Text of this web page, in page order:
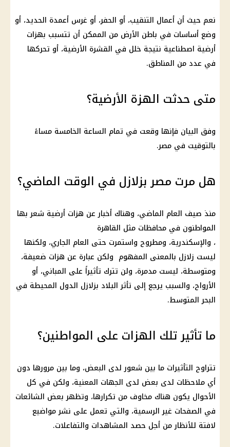
نعم حيث أن أعمال التنقيب، أو الحفر، أو غرس أعمدة الحديد، أو
وضع أساسات في باطن الأرض من الممكن أن تتسبب بهزات
أرضية اصطناعية نتيجة خلل في القشرة الأرضية، أو تحركها
في عدد من المناطق.
متى حدثت الهزة الأرضية؟
وفق البيان فإنها وقعت في تمام الساعة الخامسة مساءً
بالتوقيت في مصر.
هل مرت مصر بزلازل في الوقت الماضي؟
منذ صيف العام الماضي، وهناك أخبار عن هزات أرضية شعر بها
المواطنون في محافظات مثل القاهرة
، والإسكندرية، ومطروح واستمرت حتى العام الجاري، ولكنها
ليست زلازل بالمعنى المفهوم ولكن عبارة عن هزات ضعيفة،
ومتوسطة، ليست مدمرة، ولن تترك تأثيراً على المباني، أو
الأرواح، والسبب يرجع إلى تأثر البلاد بزلازل الدول المحيطة في
البحر المتوسط.
ما تأثير تلك الهزات على المواطنين؟
تتراوح التأثيرات ما بين شعور لدى البعض، وما بين مرورها دون
أي ملاحظات لدى بعض لدى الجهات المعنية، ولكن في كل
الأحوال يكون هناك مخاوف من تكرارها، وتظهر بعض الشائعات
في الصفحات غير الرسمية، والتي تعمل على نشر مواضيع
لافتة للأنظار من أجل حصد المشاهدات والتفاعلات.